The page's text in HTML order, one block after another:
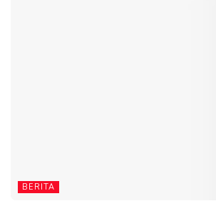
BERITA